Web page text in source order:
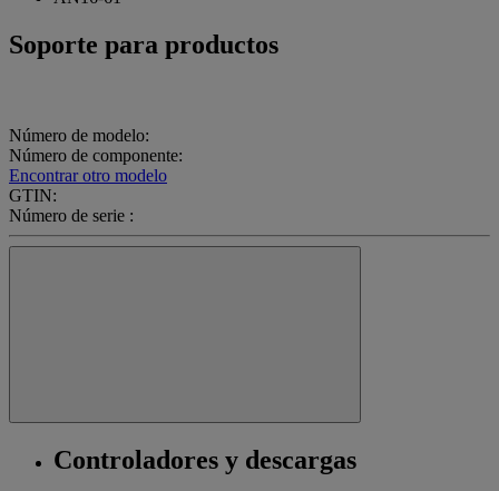
Soporte para productos
Número de modelo:
Número de componente:
Encontrar otro modelo
GTIN:
Número de serie :
Controladores y descargas